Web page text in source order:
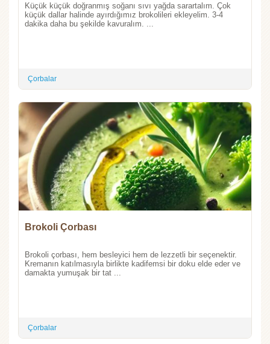
Küçük küçük doğranmış soğanı sıvı yağda sarartalım. Çok
küçük dallar halinde ayırdığımız brokolileri ekleyelim. 3-4
dakika daha bu şekilde kavuralım. ...
Çorbalar
Brokoli Çorbası
Brokoli çorbası, hem besleyici hem de lezzetli bir seçenektir.
Kremanın katılmasıyla birlikte kadifemsi bir doku elde eder ve
damakta yumuşak bir tat ...
Çorbalar